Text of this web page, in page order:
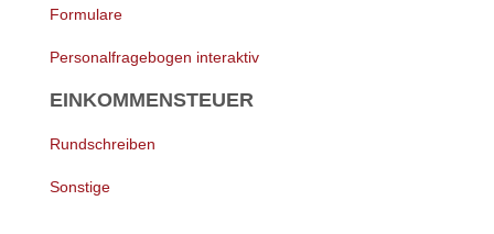
Formulare
Personalfragebogen interaktiv
EINKOMMENSTEUER
Rundschreiben
Sonstige